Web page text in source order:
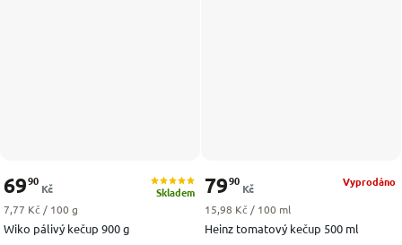
Wiko pálivý kečup 900 g
Skladem
6990
Kč
Měrná cena:
7,77 Kč / 100 g
Heinz tomatový kečup 500 ml
Vyprodáno
7990
Kč
Měrná cena:
15,98 Kč / 100 ml